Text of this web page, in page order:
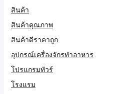
สินค้า
สินค้าคุณภาพ
สินค้าดีราคาถูก
อุปกรณ์เครื่องจักรทำอาหาร
โปรแกรมทัวร์
โรงแรม